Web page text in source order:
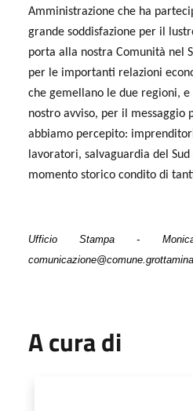
Amministrazione che ha
grande soddisfazione per il
porta alla nostra Comunità nel
per le importanti relazioni
che gemellano le due regioni,
nostro avviso, per il messaggio
abbiamo percepito:
lavoratori, salvaguardia del
momento storico condito di
Ufficio Stampa -
A cura di